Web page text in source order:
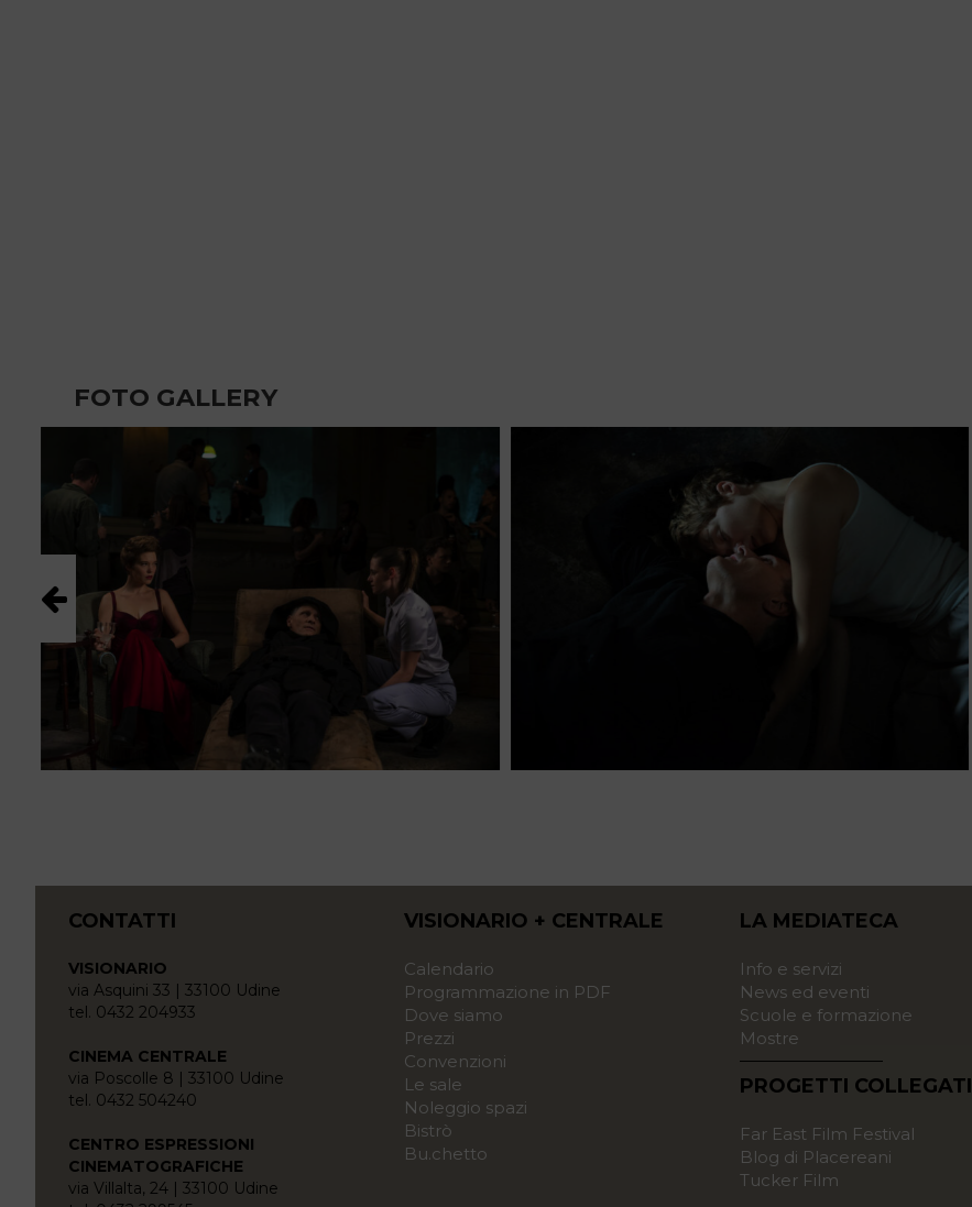
FOTO GALLERY
CONTATTI
VISIONARIO
via Asquini 33 | 33100 Udine
tel. 0432 204933
CINEMA CENTRALE
via Poscolle 8 | 33100 Udine
tel. 0432 504240
CENTRO ESPRESSIONI
CINEMATOGRAFICHE
via Villalta, 24 | 33100 Udine
VISIONARIO + CENTRALE
Calendario
Programmazione in PDF
Dove siamo
Prezzi
Convenzioni
Le sale
Noleggio spazi
Bistrò
Bu.chetto
LA MEDIATECA
Info e servizi
News ed eventi
Scuole e formazione
Mostre
PROGETTI COLLEGATI
Far East Film Festival
Blog di Placereani
Tucker Film